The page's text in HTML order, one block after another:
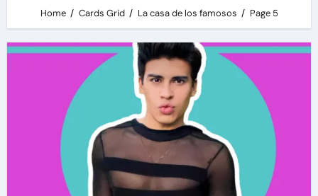
Home Cards Grid La casa de los famosos Page 5